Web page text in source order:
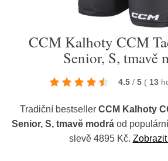
CCM Kalhoty CCM
Senior, S, tmavě
4.5 / 5 ( 13
Tradiční bestseller CCM Kalhoty
Senior, S, tmavě modrá od
slevě 4895 Kč.